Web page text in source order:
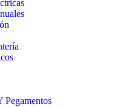
Pegamentos